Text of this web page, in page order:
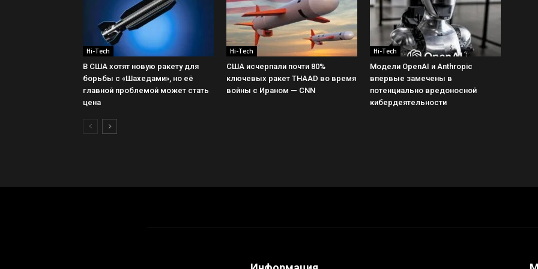
Hi-Tech
В США хотят новую ракету для
борьбы с «Шахедами», но её
главной проблемой может стать
цена
Hi-Tech
США исчерпали почти 80%
ключевых ракет THAAD во время
войны с Ираном — CNN
Hi-Tech
Модели OpenAI и Anthropic
впервые замечены в
потенциально вредоносной
кибердеятельности